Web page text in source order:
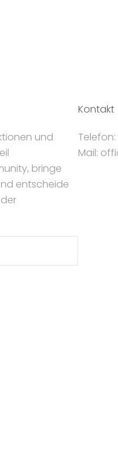
und
bringe
entscheide
Kontakt
Mail: